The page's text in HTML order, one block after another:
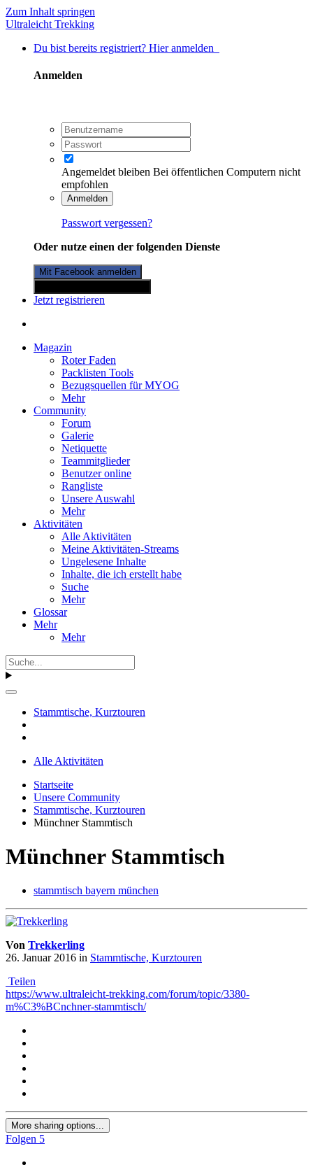
Zum Inhalt springen
Ultraleicht Trekking
Du bist bereits registriert? Hier anmelden
Anmelden
Angemeldet bleiben Bei öffentlichen Computern nicht
empfohlen
Anmelden
Passwort vergessen?
Oder nutze einen der folgenden Dienste
Mit Facebook anmelden
Jetzt registrieren
Magazin
Roter Faden
Packlisten Tools
Bezugsquellen für MYOG
Mehr
Community
Forum
Galerie
Netiquette
Teammitglieder
Benutzer online
Rangliste
Unsere Auswahl
Mehr
Aktivitäten
Alle Aktivitäten
Meine Aktivitäten-Streams
Ungelesene Inhalte
Inhalte, die ich erstellt habe
Suche
Mehr
Glossar
Mehr
Mehr
Stammtische, Kurztouren
Alle Aktivitäten
Startseite
Unsere Community
Stammtische, Kurztouren
Münchner Stammtisch
Münchner Stammtisch
stammtisch bayern münchen
Von Trekkerling
26. Januar 2016 in Stammtische, Kurztouren
Teilen
https://www.ultraleicht-trekking.com/forum/topic/3380-
m%C3%BCnchner-stammtisch/
More sharing options...
Folgen 5